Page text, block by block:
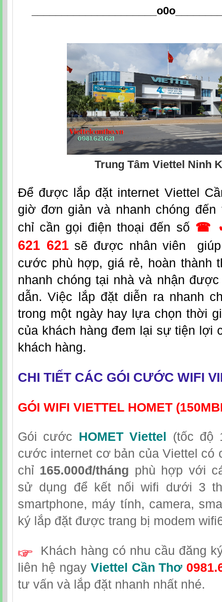
_____________________o0o
Trung Tâm Viettel Ninh
Để được lắp đặt internet Viettel
giờ đơn giản và nhanh chóng đến
chỉ cần gọi điện thoại đến số ☎
621 621sẽ được nhân viên
cước phù hợp, giá rẻ, hoàn thành
nhanh chóng tại nhà và nhận
dẫn. Việc lắp đặt diễn ra nhanh
trong một ngày hay lựa chọn thời
của khách hàng đem lại sự tiện lợi
khách hàng.
CHI TIẾT CÁC GÓI CƯỚC WIFI
GÓI WIFI VIETTEL HOMET
Gói cước HOMET Viettel
(tốc độ
cước internet cơ bản của Viettel có
chỉ 165.000đ/tháng phù hợp với
sử dụng để kết nối wifi dưới 3
smartphone, máy tính, camera,
ký lắp đặt được trang bị modem
Khách hàng có nhu cầu đăng
liên hệ ngay Viettel Cần Thơ
tư vấn và lắp đặt nhanh nhất nhé.